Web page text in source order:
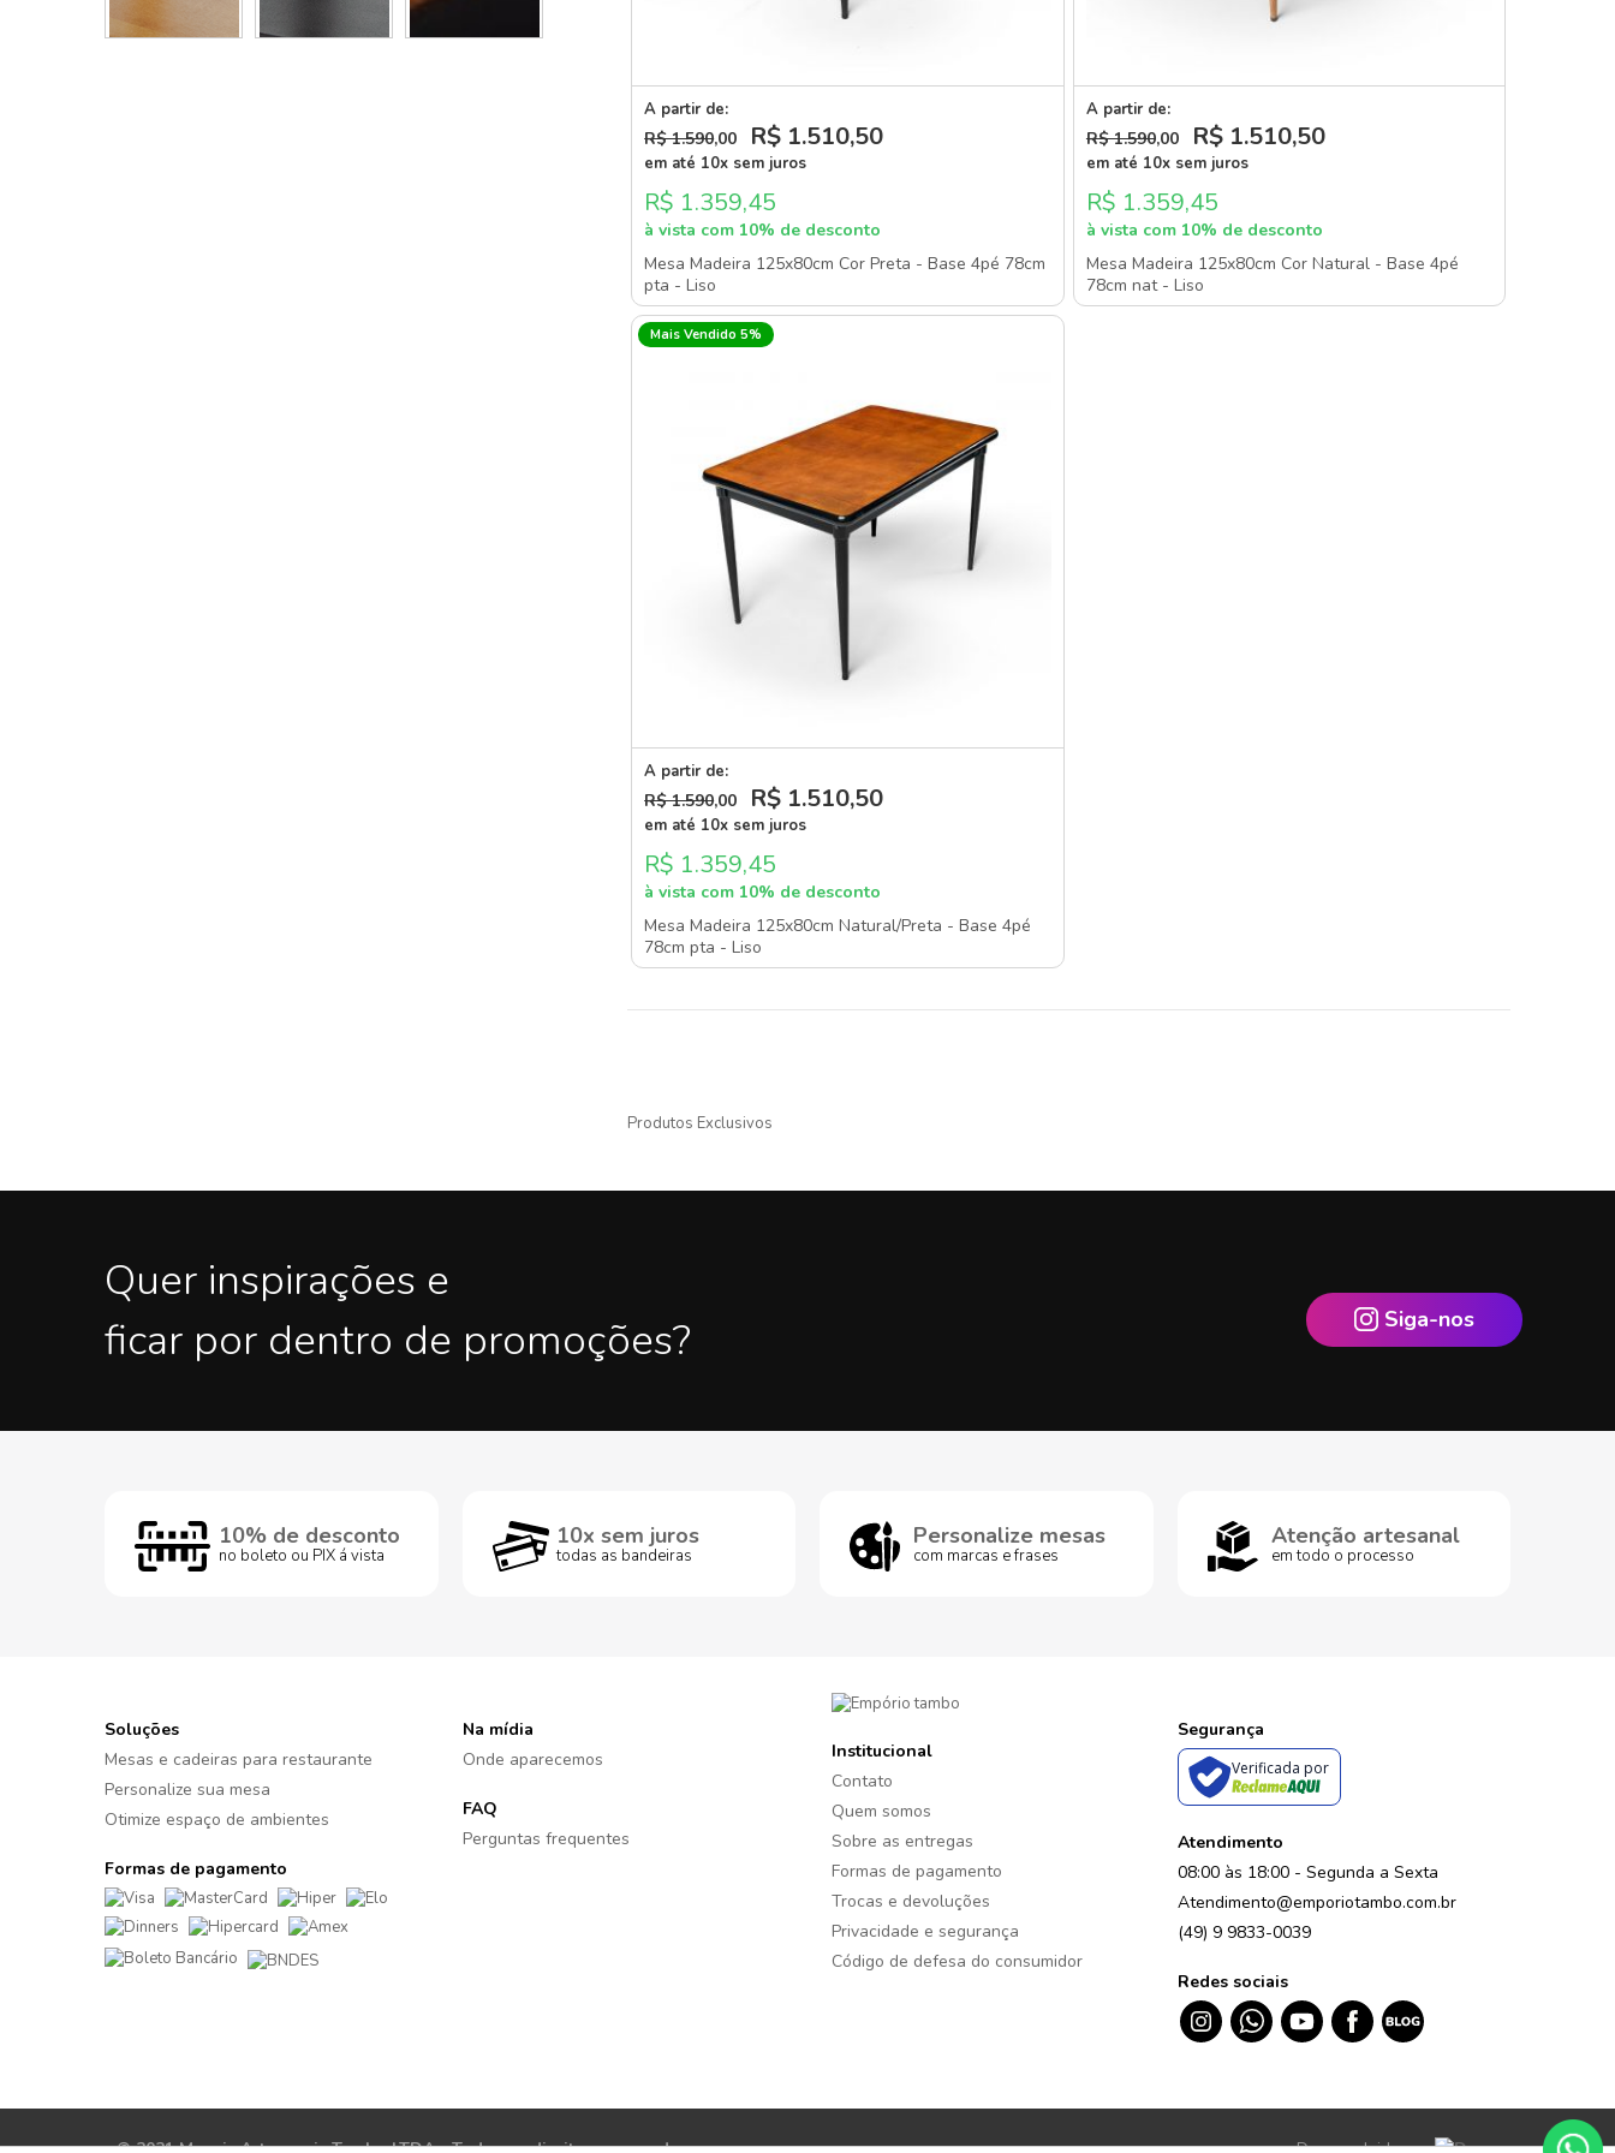
A partir de:
R$ 1.590,00 R$ 1.510,50
em até 10x sem juros
R$ 1.359,45
à vista com 10% de desconto
Mesa Madeira 125x80cm Cor Preta - Base 4pé 78cm
pta - Liso
A partir de:
R$ 1.590,00 R$ 1.510,50
em até 10x sem juros
R$ 1.359,45
à vista com 10% de desconto
Mesa Madeira 125x80cm Cor Natural - Base 4pé
78cm nat - Liso
Mais Vendido 5%
A partir de:
R$ 1.590,00 R$ 1.510,50
em até 10x sem juros
R$ 1.359,45
à vista com 10% de desconto
Mesa Madeira 125x80cm Natural/Preta - Base 4pé
78cm pta - Liso
Produtos Exclusivos
Quer inspirações e
ficar por dentro de promoções?
Siga-nos
10% de desconto
no boleto ou PIX á vista
10x sem juros
todas as bandeiras
Personalize mesas
com marcas e frases
Atenção artesanal
em todo o processo
Soluções
Mesas e cadeiras para restaurante
Personalize sua mesa
Otimize espaço de ambientes
Formas de pagamento
Na mídia
Onde aparecemos
FAQ
Perguntas frequentes
Institucional
Contato
Quem somos
Sobre as entregas
Formas de pagamento
Trocas e devoluções
Privacidade e segurança
Código de defesa do consumidor
Segurança
Verificada por
Atendimento
08:00 às 18:00 - Segunda a Sexta
Atendimento@emporiotambo.com.br
(49) 9 9833-0039
Redes sociais
© 2021 Moveis Artesanais Tambo LTDA - Todos os direitos reservados. Desenvolvido por